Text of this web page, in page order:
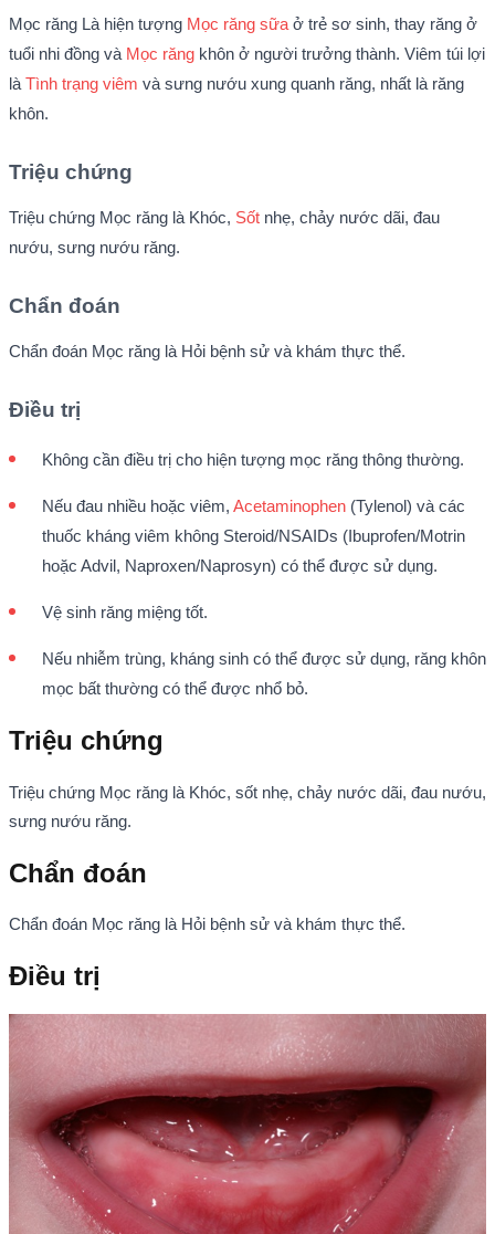
Mọc răng Là hiện tượng Mọc răng sữa ở trẻ sơ sinh, thay răng ở
tuổi nhi đồng và Mọc răng khôn ở người trưởng thành. Viêm túi lợi
là Tình trạng viêm và sưng nướu xung quanh răng, nhất là răng
khôn.
Triệu chứng
Triệu chứng Mọc răng là Khóc, Sốt nhẹ, chảy nước dãi, đau
nướu, sưng nướu răng.
Chẩn đoán
Chẩn đoán Mọc răng là Hỏi bệnh sử và khám thực thể.
Điều trị
Không cần điều trị cho hiện tượng mọc răng thông thường.
Nếu đau nhiều hoặc viêm, Acetaminophen (Tylenol) và các
thuốc kháng viêm không Steroid/NSAIDs (Ibuprofen/Motrin
hoặc Advil, Naproxen/Naprosyn) có thể được sử dụng.
Vệ sinh răng miệng tốt.
Nếu nhiễm trùng, kháng sinh có thể được sử dụng, răng khôn
mọc bất thường có thể được nhổ bỏ.
Triệu chứng
Triệu chứng Mọc răng là Khóc, sốt nhẹ, chảy nước dãi, đau nướu,
sưng nướu răng.
Chẩn đoán
Chẩn đoán Mọc răng là Hỏi bệnh sử và khám thực thể.
Điều trị